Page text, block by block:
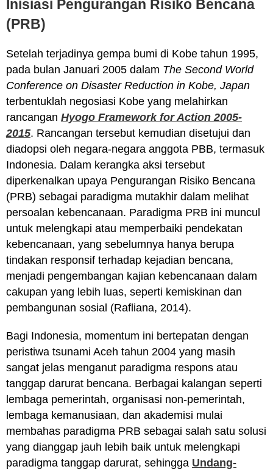
Inisiasi Pengurangan Risiko Bencana
(PRB)
Setelah terjadinya gempa bumi di Kobe tahun 1995,
pada bulan Januari 2005 dalam The Second World
Conference on Disaster Reduction in Kobe, Japan
terbentuklah negosiasi Kobe yang melahirkan
rancangan Hyogo Framework for Action 2005-
2015. Rancangan tersebut kemudian disetujui dan
diadopsi oleh negara-negara anggota PBB, termasuk
Indonesia. Dalam kerangka aksi tersebut
diperkenalkan upaya Pengurangan Risiko Bencana
(PRB) sebagai paradigma mutakhir dalam melihat
persoalan kebencanaan. Paradigma PRB ini muncul
untuk melengkapi atau memperbaiki pendekatan
kebencanaan, yang sebelumnya hanya berupa
tindakan responsif terhadap kejadian bencana,
menjadi pengembangan kajian kebencanaan dalam
cakupan yang lebih luas, seperti kemiskinan dan
pembangunan sosial (Rafliana, 2014).
Bagi Indonesia, momentum ini bertepatan dengan
peristiwa tsunami Aceh tahun 2004 yang masih
sangat jelas menganut paradigma respons atau
tanggap darurat bencana. Berbagai kalangan seperti
lembaga pemerintah, organisasi non-pemerintah,
lembaga kemanusiaan, dan akademisi mulai
membahas paradigma PRB sebagai salah satu solusi
yang dianggap jauh lebih baik untuk melengkapi
paradigma tanggap darurat, sehingga Undang-